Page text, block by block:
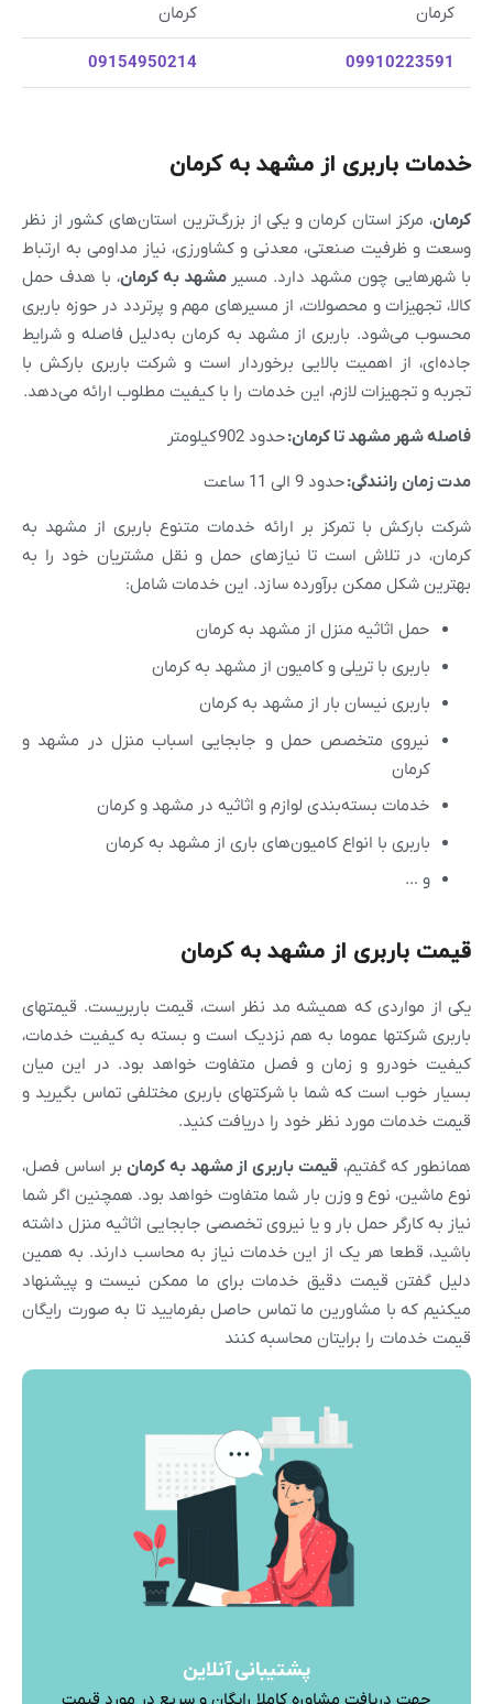
کرمان
کرمان
09910223591
09154950214
خدمات باربری از مشهد به کرمان
کرمان، مرکز استان کرمان و یکی از بزرگ‌ترین استان‌های کشور از نظر
وسعت و ظرفیت صنعتی، معدنی و کشاورزی، نیاز مداومی به ارتباط
با شهرهایی چون مشهد دارد. مسیرمشهد به کرمان، با هدف حمل
کالا، تجهیزات و محصولات، از مسیرهای مهم و پرتردد در حوزه باربری
محسوب می‌شود. باربری از مشهد به کرمان به‌دلیل فاصله و شرایط
جاده‌ای، از اهمیت بالایی برخوردار است و شرکت باربری بارکش با
تجربه و تجهیزات لازم، این خدمات را با کیفیت مطلوب ارائه می‌دهد.
فاصله شهرمشهد تا کرمان:حدود 902 کیلومتر
مدت زمان رانندگی:حدود 9 الی 11 ساعت
شرکت بارکش با تمرکز بر ارائه خدمات متنوع باربری از مشهد به
کرمان، در تلاش است تا نیازهای حمل و نقل مشتریان خود را به
بهترین شکل ممکن برآورده سازد. این خدمات شامل:
حمل اثاثیه منزل از مشهد به کرمان
باربری با تریلی و کامیون از مشهد به کرمان
باربری نیسان بار از مشهد به کرمان
نیروی متخصص حمل و جابجایی اسباب منزل در مشهد و
کرمان
خدمات بسته‌بندی لوازم و اثاثیه در مشهد و کرمان
باربری با انواع کامیون‌های باری از مشهد به کرمان
و …
قیمت باربری از مشهد به کرمان
یکی از مواردی که همیشه مد نظر است، قیمت باربریست. قیمتهای
باربری شرکتها عموما به هم نزدیک است و بسته به کیفیت خدمات،
کیفیت خودرو و زمان و فصل متفاوت خواهد بود. در این میان
بسیار خوب است که شما با شرکتهای باربری مختلفی تماس بگیرید و
قیمت خدمات مورد نظر خود را دریافت کنید.
همانطور که گفتیم،قیمت باربری ازمشهدبه کرمان بر اساس فصل،
نوع ماشین، نوع و وزن بار شما متفاوت خواهد بود. همچنین اگر شما
نیاز به کارگر حمل بار و یا نیروی تخصصی جابجایی اثاثیه منزل داشته
باشید، قطعا هر یک از این خدمات نیاز به محاسب دارند. به همین
دلیل گفتن قیمت دقیق خدمات برای ما ممکن نیست و پیشنهاد
میکنیم که با مشاورین ما تماس حاصل بفرمایید تا به صورت رایگان
قیمت خدمات را برایتان محاسبه کنند
پشتیبانی آنلاین
جهت دریافت مشاوره کاملا رایگان و سریع در مورد قیمت